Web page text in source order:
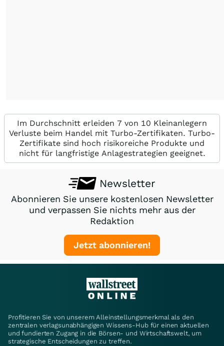
Im Durchschnitt erleiden 7 von 10 Kleinanlegern
Verluste beim Handel mit Turbo-Zertifikaten. Turbo-
Zertifikate sind hoch risikoreiche Produkte und
nicht für langfristige Anlagestrategien geeignet.
Newsletter
Abonnieren Sie unsere kostenlosen Newsletter
und verpassen Sie nichts mehr aus der
Redaktion
Jetzt abonnieren!
Profitieren Sie von unserem Alleinstellungsmerkmal als den
zentralen verlagsunabhängigen Wissens-Hub für einen aktuellen
und fundierten Zugang in die Börsen- und Wirtschaftswelt, um
strategische Entscheidungen zu treffen.